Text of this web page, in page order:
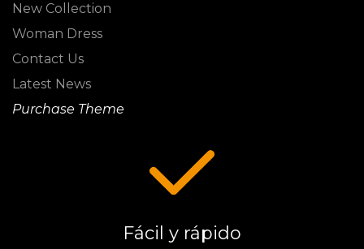
New Collection
Woman Dress
Contact Us
Latest News
Purchase Theme
Fácil y rápido